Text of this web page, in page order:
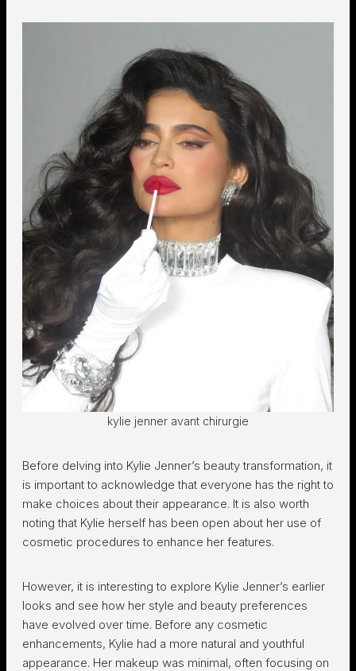
kylie jenner avant chirurgie
Before delving into Kylie Jenner’s beauty transformation, it
is important to acknowledge that everyone has the right to
make choices about their appearance. It is also worth
noting that Kylie herself has been open about her use of
cosmetic procedures to enhance her features.
However, it is interesting to explore Kylie Jenner’s earlier
looks and see how her style and beauty preferences
have evolved over time. Before any cosmetic
enhancements, Kylie had a more natural and youthful
appearance. Her makeup was minimal, often focusing on